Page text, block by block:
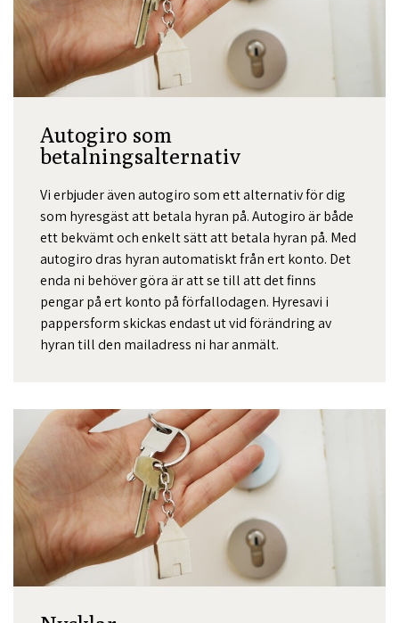
Autogiro som
betalningsalternativ
Vi erbjuder även autogiro som ett alternativ för dig
som hyresgäst att betala hyran på. Autogiro är både
ett bekvämt och enkelt sätt att betala hyran på. Med
autogiro dras hyran automatiskt från ert konto. Det
enda ni behöver göra är att se till att det finns
pengar på ert konto på förfallodagen. Hyresavi i
pappersform skickas endast ut vid förändring av
hyran till den mailadress ni har anmält.